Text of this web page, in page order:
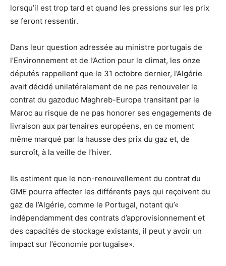
lorsqu’il est trop tard et quand les pressions sur les prix
se feront ressentir.
Dans leur question adressée au ministre portugais de
l’Environnement et de l’Action pour le climat, les onze
députés rappellent que le 31 octobre dernier, l’Algérie
avait décidé unilatéralement de ne pas renouveler le
contrat du gazoduc Maghreb-Europe transitant par le
Maroc au risque de ne pas honorer ses engagements de
livraison aux partenaires européens, en ce moment
même marqué par la hausse des prix du gaz et, de
surcroît, à la veille de l’hiver.
Ils estiment que le non-renouvellement du contrat du
GME pourra affecter les différents pays qui reçoivent du
gaz de l’Algérie, comme le Portugal, notant qu’«
indépendamment des contrats d’approvisionnement et
des capacités de stockage existants, il peut y avoir un
impact sur l’économie portugaise».